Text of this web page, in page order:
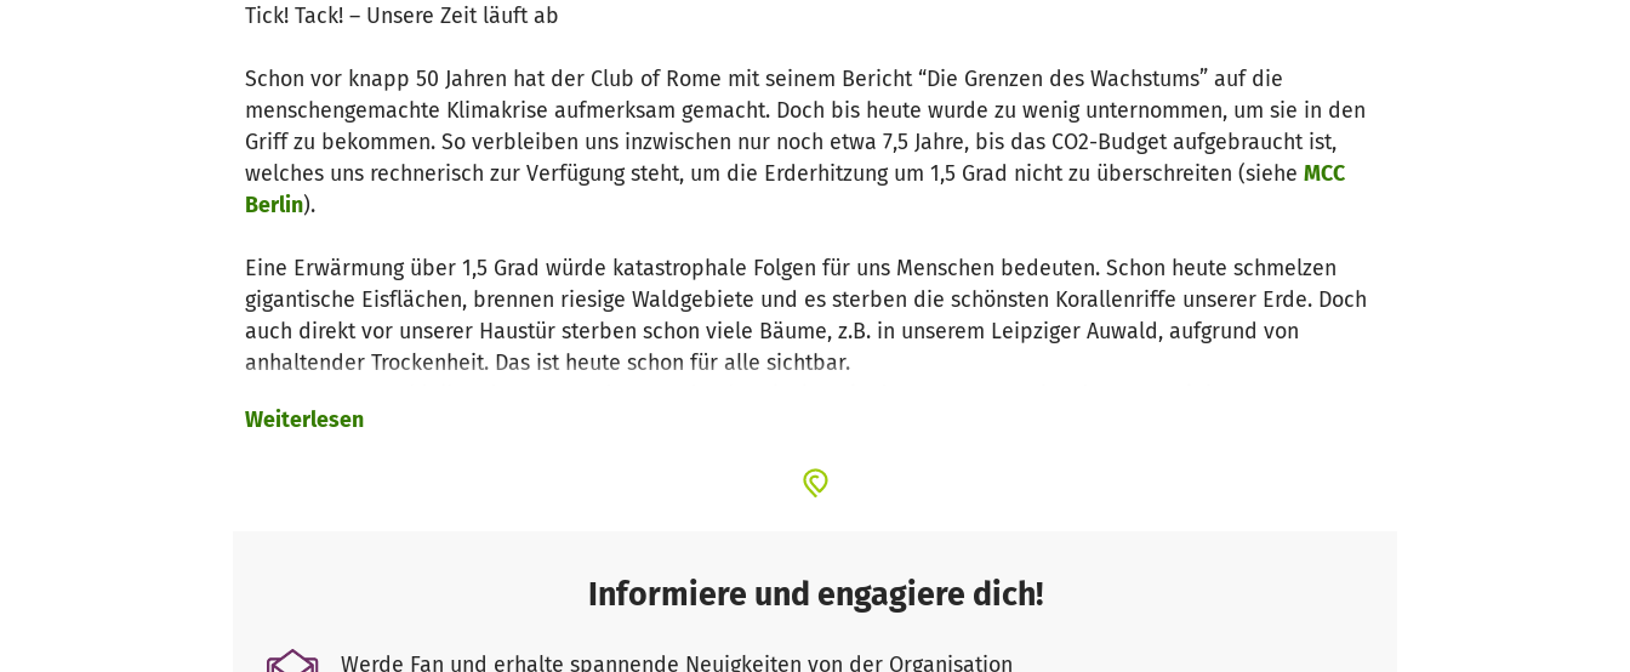
Tick! Tack! – Unsere Zeit läuft ab
Schon vor knapp 50 Jahren hat der Club of Rome mit seinem Bericht “Die Grenzen des Wachstums” auf die
menschengemachte Klimakrise aufmerksam gemacht. Doch bis heute wurde zu wenig unternommen, um sie in den
Griff zu bekommen. So verbleiben uns inzwischen nur noch etwa 7,5 Jahre, bis das CO2-Budget aufgebraucht ist,
welches uns rechnerisch zur Verfügung steht, um die Erderhitzung um 1,5 Grad nicht zu überschreiten (siehe MCC
Berlin).
Eine Erwärmung über 1,5 Grad würde katastrophale Folgen für uns Menschen bedeuten. Schon heute schmelzen
gigantische Eisflächen, brennen riesige Waldgebiete und es sterben die schönsten Korallenriffe unserer Erde. Doch
auch direkt vor unserer Haustür sterben schon viele Bäume, z.B. in unserem Leipziger Auwald, aufgrund von
anhaltender Trockenheit. Das ist heute schon für alle sichtbar.
Tonnen CO2 verbraucht.
Aber es ist noch nicht zu spät! Wenn wir jetzt mutig und entschieden handeln, können wir das Schlimmste noch
bewusst werden. Deswegen wollen wir, Aktive aus dem Bündnis “Leipzig fürs Klima”, dass eine gut sichtbare CO2-
Anzeige im Zentrum der Stadt Leipzig aufgestellt wird. Ein CO2-Budget ist abstrakt. Unter einer ablaufenden Uhr mit
Restzeit hingegen können sich alle etwas vorstellen und ihre stille Präsenz auf dem Weg durch die Stadt erinnert
Weiterlesen
Informiere und engagiere dich!
Werde Fan und erhalte spannende Neuigkeiten von der Organisation